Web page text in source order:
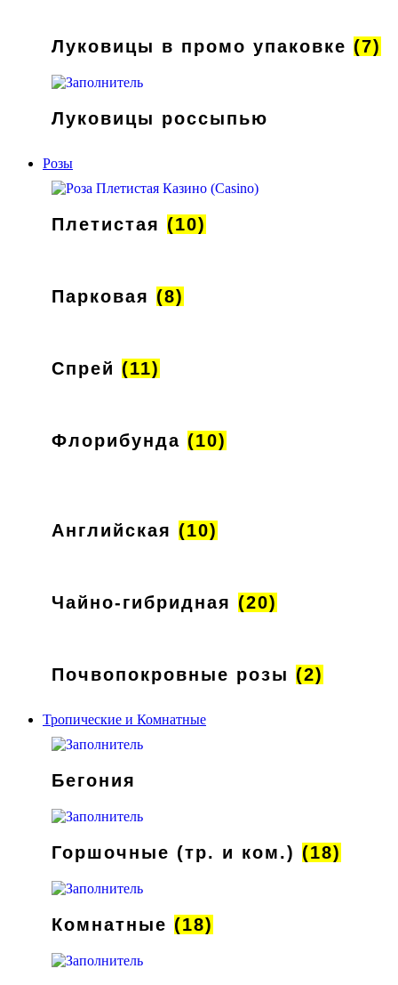
Луковицы в промо упаковке (7)
Луковицы россыпью
Розы
Плетистая (10)
Парковая (8)
Спрей (11)
Флорибунда (10)
Английская (10)
Чайно-гибридная (20)
Почвопокровные розы (2)
Тропические и Комнатные
Бегония
Горшочные (тр. и ком.) (18)
Комнатные (18)